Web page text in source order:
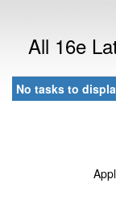
All 16e
No tasks to